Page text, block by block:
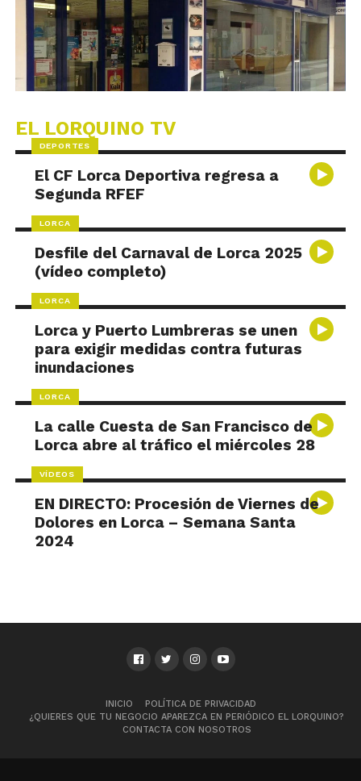
EL LORQUINO TV
DEPORTES
El CF Lorca Deportiva regresa a
Segunda RFEF
LORCA
Desfile del Carnaval de Lorca 2025
(vídeo completo)
LORCA
Lorca y Puerto Lumbreras se unen
para exigir medidas contra futuras
inundaciones
LORCA
La calle Cuesta de San Francisco de
Lorca abre al tráfico el miércoles 28
VÍDEOS
EN DIRECTO: Procesión de Viernes de
Dolores en Lorca – Semana Santa
2024
INICIO
POLÍTICA DE PRIVACIDAD
¿QUIERES QUE TU NEGOCIO APAREZCA EN PERIÓDICO EL LORQUINO?
CONTACTA CON NOSOTROS